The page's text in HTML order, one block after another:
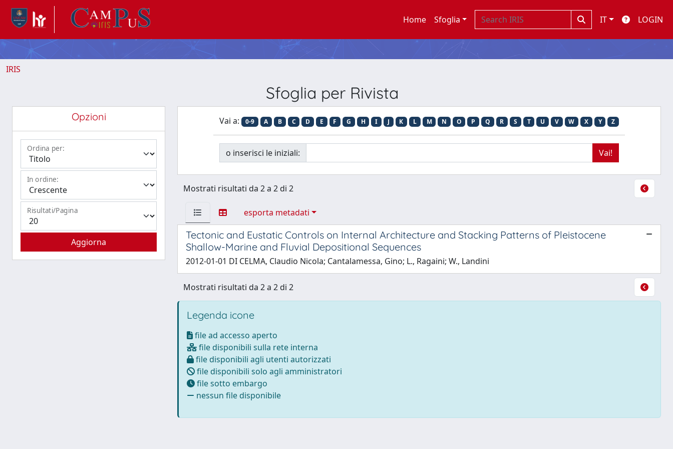
Home Sfoglia IT LOGIN
IRIS
Sfoglia per Rivista
Opzioni
Ordina per:
In ordine:
Risultati/Pagina
Vai a: 0-9 A B C D E F G H I J K L M N O P Q R S T U V W X Y Z
o inserisci le iniziali:
Mostrati risultati da 2 a 2 di 2
esporta metadati
Tectonic and Eustatic Controls on Internal Architecture and Stacking Patterns of Pleistocene
Shallow-Marine and Fluvial Depositional Sequences
2012-01-01 DI CELMA, Claudio Nicola; Cantalamessa, Gino; L., Ragaini; W., Landini
Mostrati risultati da 2 a 2 di 2
Legenda icone
file ad accesso aperto
file disponibili sulla rete interna
file disponibili agli utenti autorizzati
file disponibili solo agli amministratori
file sotto embargo
nessun file disponibile